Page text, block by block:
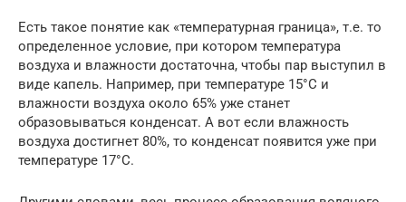
Есть такое понятие как «температурная граница», т.е. то
определенное условие, при котором температура
воздуха и влажности достаточна, чтобы пар выступил в
виде капель. Например, при температуре 15°С и
влажности воздуха около 65% уже станет
образовываться конденсат. А вот если влажность
воздуха достигнет 80%, то конденсат появится уже при
температуре 17°С.